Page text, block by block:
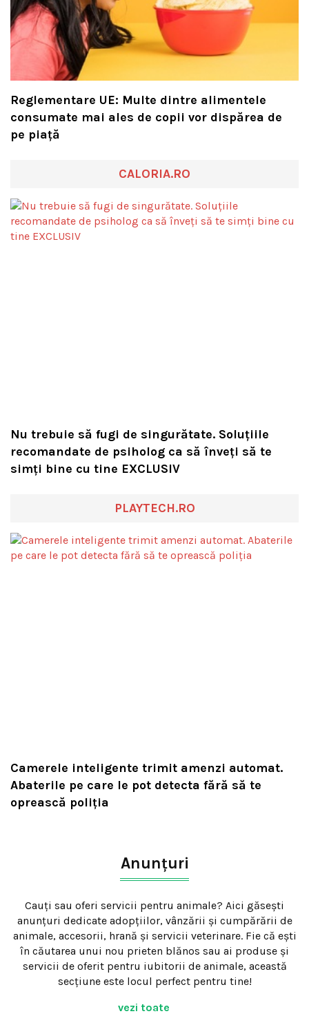
Reglementare UE: Multe dintre alimentele
consumate mai ales de copii vor dispărea de
pe piață
CALORIA.RO
Nu trebuie să fugi de singurătate. Soluțiile
recomandate de psiholog ca să înveți să te
simți bine cu tine EXCLUSIV
PLAYTECH.RO
Camerele inteligente trimit amenzi automat.
Abaterile pe care le pot detecta fără să te
oprească poliția
Anunțuri
Cauți sau oferi servicii pentru animale? Aici găsești
anunțuri dedicate adopțiilor, vânzării și cumpărării de
animale, accesorii, hrană și servicii veterinare. Fie că ești
în căutarea unui nou prieten blănos sau ai produse și
servicii de oferit pentru iubitorii de animale, această
secțiune este locul perfect pentru tine!
vezi toate